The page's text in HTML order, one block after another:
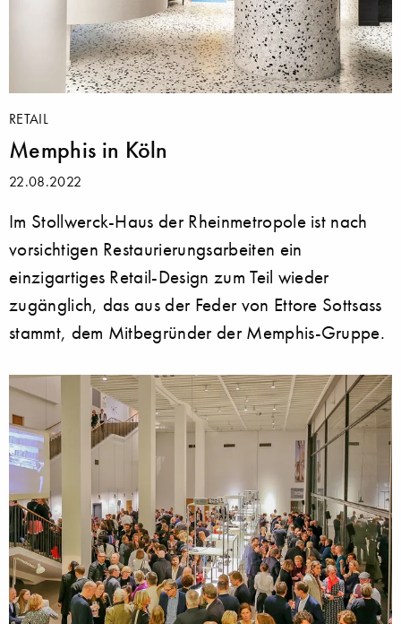
RETAIL
Memphis in Köln
22.08.2022
Im Stollwerck-Haus der Rheinmetropole ist nach
vorsichtigen Restaurierungsarbeiten ein
einzigartiges Retail-Design zum Teil wieder
zugänglich, das aus der Feder von Ettore Sottsass
stammt, dem Mitbegründer der Memphis-Gruppe.